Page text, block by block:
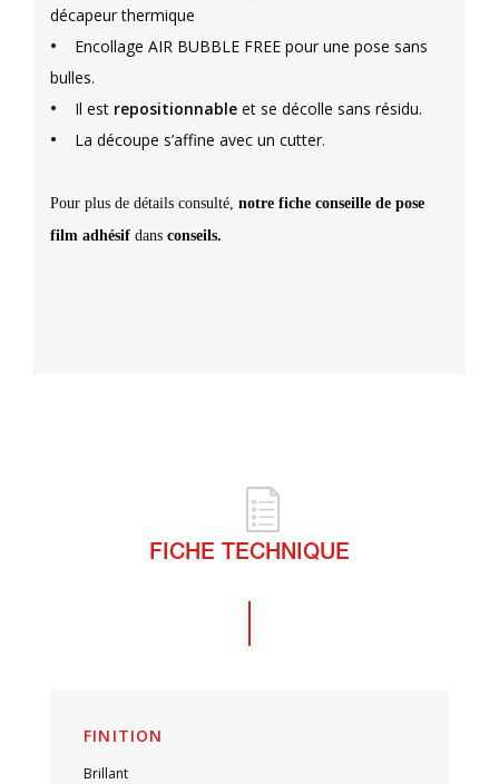
décapeur thermique
•
Encollage AIR BUBBLE FREE pour une pose sans
bulles.
• Il est repositionnable et se décolle sans résidu.
• La découpe s’affine avec un cutter.
Pour plus de détails consulté, notre fiche conseille de pose
film adhésif dans conseils.
FICHE TECHNIQUE
FINITION
Brillant